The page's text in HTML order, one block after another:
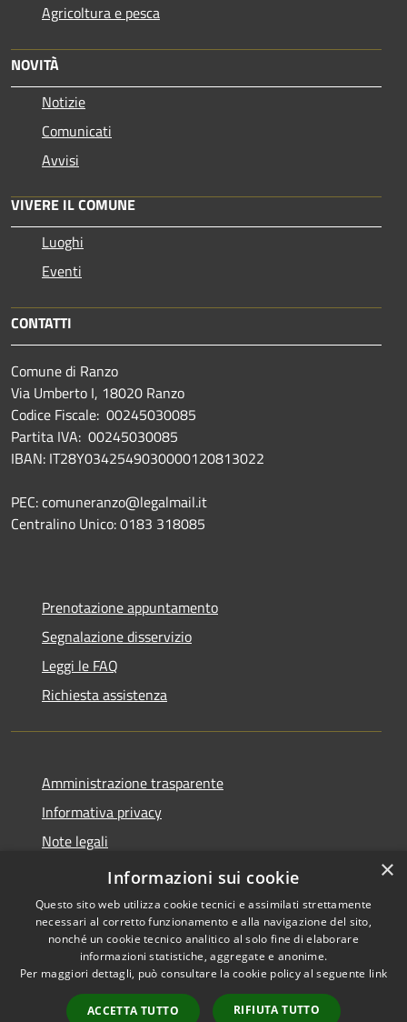
Agricoltura e pesca
NOVITÀ
Notizie
Comunicati
Avvisi
VIVERE IL COMUNE
Luoghi
Eventi
CONTATTI
Comune di Ranzo
Via Umberto I, 18020 Ranzo
Codice Fiscale: 00245030085
Partita IVA: 00245030085
IBAN: IT28Y0342549030000120813022
PEC: comuneranzo@legalmail.it
Centralino Unico: 0183 318085
Prenotazione appuntamento
Segnalazione disservizio
Leggi le FAQ
Richiesta assistenza
Amministrazione trasparente
Informativa privacy
Note legali
Dichiarazione di accessibilità
Accessibilità
Copyright © 2026 • Comune di
Ranzo • Powered by
Municipium•
Accesso
×
Informazioni sui cookie
Questo sito web utilizza cookie tecnici e assimilati strettamente
necessari al corretto funzionamento e alla navigazione del sito,
nonché un cookie tecnico analitico al solo fine di elaborare
informazioni statistiche, aggregate e anonime.
Per maggiori dettagli, può consultare la cookie policy al seguente link
ACCETTA TUTTO RIFIUTA TUTTO